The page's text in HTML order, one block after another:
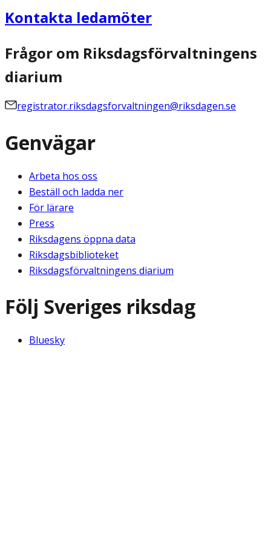
Kontakta ledamöter
Frågor om Riksdagsförvaltningens
diarium
registrator.riksdagsforvaltningen@riksdagen.se
Genvägar
Arbeta hos oss
Beställ och ladda ner
För lärare
Press
Riksdagens öppna data
Riksdagsbiblioteket
Riksdagsförvaltningens diarium
Följ Sveriges riksdag
Bluesky